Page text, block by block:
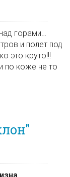
горами…
и полет под
это круто!!!
по коже не то